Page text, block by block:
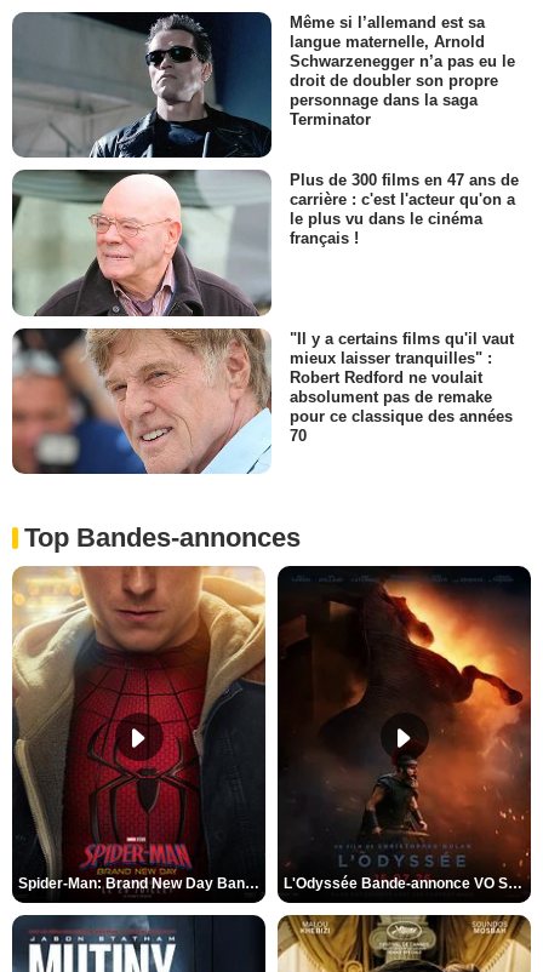
Même si l’allemand est sa
langue maternelle, Arnold
Schwarzenegger n’a pas eu le
droit de doubler son propre
personnage dans la saga
Terminator
Plus de 300 films en 47 ans de
carrière : c'est l'acteur qu'on a
le plus vu dans le cinéma
français !
"Il y a certains films qu'il vaut
mieux laisser tranquilles" :
Robert Redford ne voulait
absolument pas de remake
pour ce classique des années
70
Top Bandes-annonces
Spider-Man: Brand New Day Bande-annonce VO STFR L'Odyssée Bande-annonce VO STFR